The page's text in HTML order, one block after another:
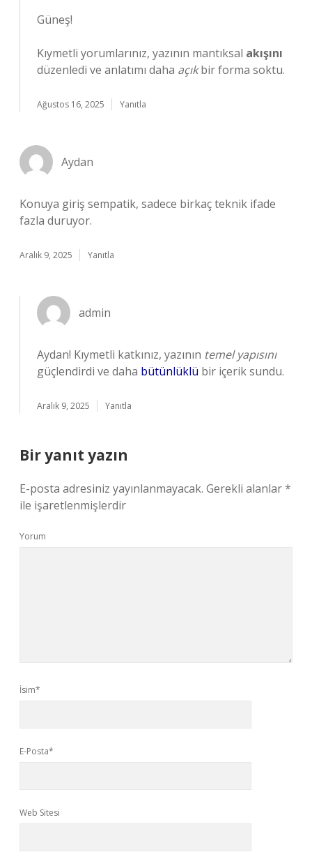
Güneş!
Kıymetli yorumlarınız, yazının mantıksal akışını
düzenledi ve anlatımı daha açıkbir forma soktu.
Ağustos 16, 2025 Yanıtla
Aydan
Konuya giriş sempatik, sadece birkaç teknik ifade
fazla duruyor.
Aralık 9, 2025 Yanıtla
admin
Aydan! Kıymetli katkınız, yazının temel yapısını
güçlendirdi ve daha bütünlüklü bir içerik sundu.
Aralık 9, 2025 Yanıtla
Bir yanıt yazın
E-posta adresiniz yayınlanmayacak. Gerekli alanlar*
ile işaretlenmişlerdir
Yorum
İsim*
E-Posta*
Web Sitesi